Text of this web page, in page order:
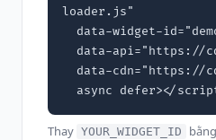
loader.js"
async defer></
Thay YOUR_WIDGET_ID